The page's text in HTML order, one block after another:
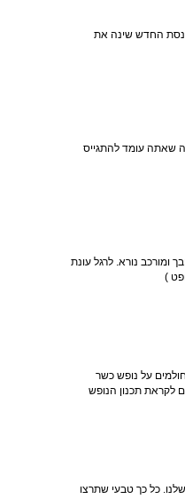
החדש שינה את
שאתה עומד להתגייס
נורא. לרגל עונת
)
על נופש כשר
לקראת תכנון הנופש
כל כך טבעי שתרצו